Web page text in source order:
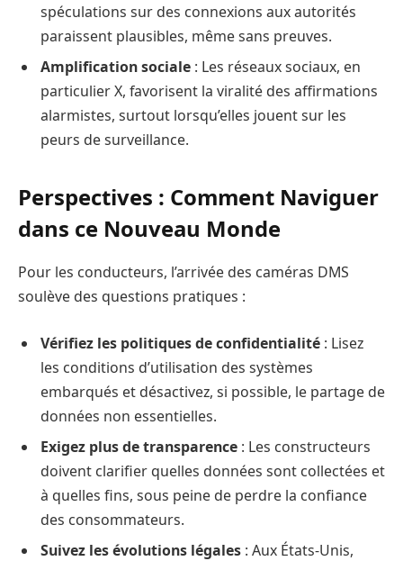
spéculations sur des connexions aux autorités
paraissent plausibles, même sans preuves.
Amplification sociale : Les réseaux sociaux, en
particulier X, favorisent la viralité des affirmations
alarmistes, surtout lorsqu’elles jouent sur les
peurs de surveillance.
Perspectives : Comment Naviguer
dans ce Nouveau Monde
Pour les conducteurs, l’arrivée des caméras DMS
soulève des questions pratiques :
Vérifiez les politiques de confidentialité : Lisez
les conditions d’utilisation des systèmes
embarqués et désactivez, si possible, le partage de
données non essentielles.
Exigez plus de transparence : Les constructeurs
doivent clarifier quelles données sont collectées et
à quelles fins, sous peine de perdre la confiance
des consommateurs.
Suivez les évolutions légales : Aux États-Unis,